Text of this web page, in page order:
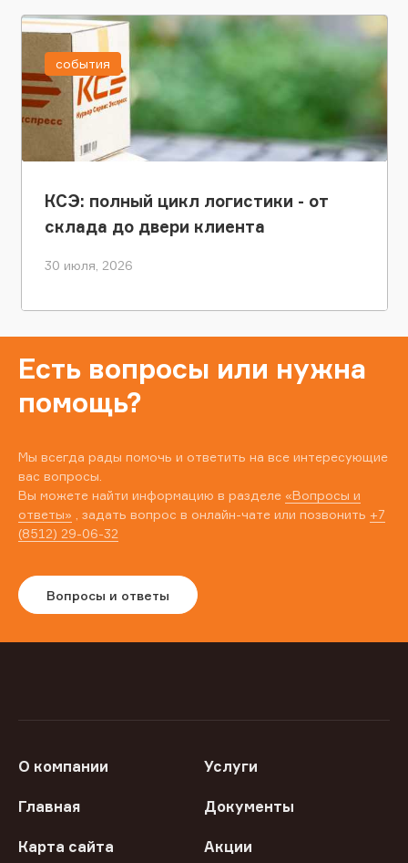
КСЭ: полный цикл логистики - от
склада до двери клиента
30 июля, 2026
события
Есть вопросы или нужна
помощь?
Мы всегда рады помочь и ответить на все интересующие
вас вопросы.
Вы можете найти информацию в разделе «Вопросы и
ответы» , задать вопрос в онлайн-чате или позвонить +7
(8512) 29-06-32
Вопросы и ответы
О компании Услуги
Главная Документы
Карта сайта Акции